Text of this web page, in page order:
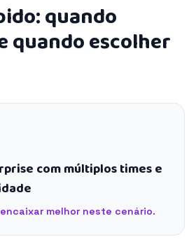
quando
quando escolher
com múltiplos times e
melhor neste cenário.